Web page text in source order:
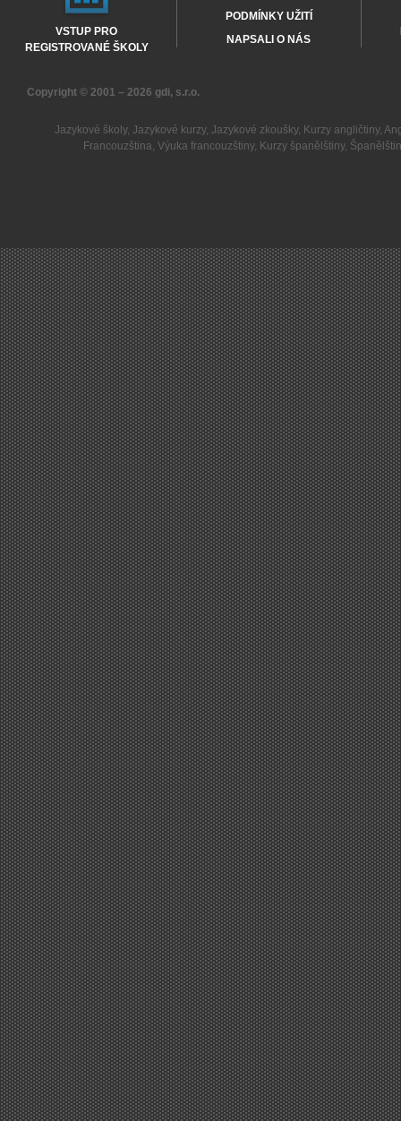
VSTUP PRO
REGISTROVANÉ ŠKOLY
PODMÍNKY UŽITÍ
NAPSALI O NÁS
Copyright © 2001 – 2026 gdi, s.r.o.
Jazykové školy, Jazykové kurzy, Jazykové zkoušky, Kurzy angličtiny,
Francouzština,Výuka francouzštiny, Kurzy španělštiny,